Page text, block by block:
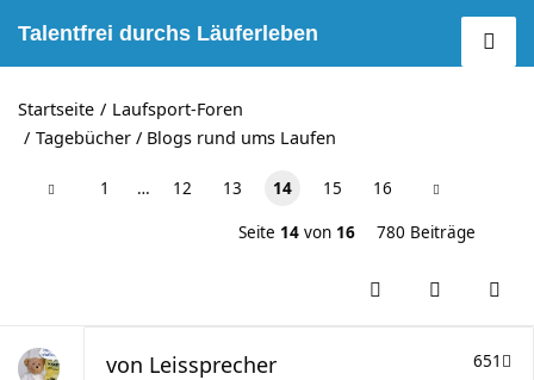
Talentfrei durchs Läuferleben
Startseite
Laufsport-Foren
Tagebücher / Blogs rund ums Laufen
1 … 12 13 14 15 16
Seite 14 von 16 780 Beiträge
651
von Leissprecher